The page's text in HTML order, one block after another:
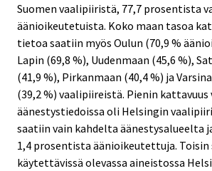
Suomen vaalipiiristä, 77,7 prosentista
äänioikeutetuista. Koko maan tasoa
tietoa saatiin myös Oulun (70,9 %
Lapin (69,8 %), Uudenmaan (45,6 %),
(41,9 %), Pirkanmaan (40,4 %) ja
(39,2 %) vaalipiireistä. Pienin kattavuus
äänestystiedoissa oli Helsingin
saatiin vain kahdelta äänestysalueelta
1,4 prosentista äänioikeutettuja. Toisin
käytettävissä olevassa aineistossa